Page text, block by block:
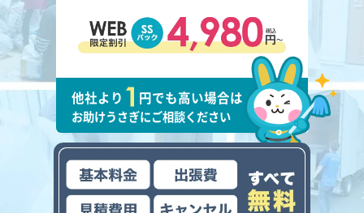
他社より 円でも高い場合は
お助けうさぎにご相談ください